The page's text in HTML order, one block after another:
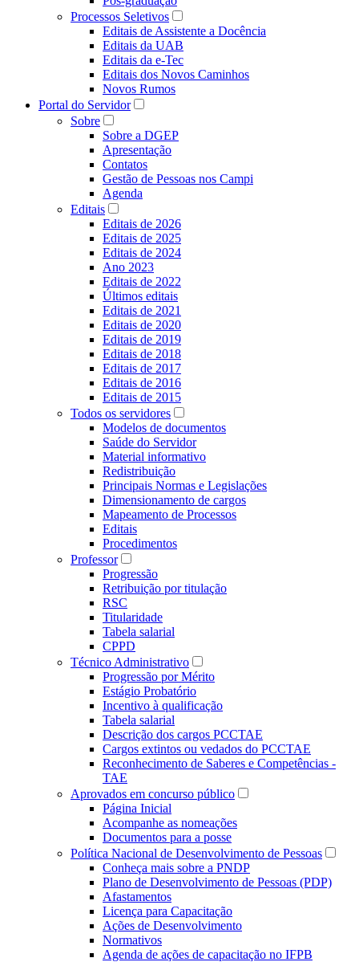
Processos Seletivos
Editais de Assistente a Docência
Editais da UAB
Editais da e-Tec
Editais dos Novos Caminhos
Novos Rumos
Portal do Servidor
Sobre
Sobre a DGEP
Apresentação
Contatos
Gestão de Pessoas nos Campi
Agenda
Editais
Editais de 2026
Editais de 2025
Editais de 2024
Ano 2023
Editais de 2022
Últimos editais
Editais de 2021
Editais de 2020
Editais de 2019
Editais de 2018
Editais de 2017
Editais de 2016
Editais de 2015
Todos os servidores
Modelos de documentos
Saúde do Servidor
Material informativo
Redistribuição
Principais Normas e Legislações
Dimensionamento de cargos
Mapeamento de Processos
Editais
Procedimentos
Professor
Progressão
Retribuição por titulação
RSC
Titularidade
Tabela salarial
CPPD
Técnico Administrativo
Progressão por Mérito
Estágio Probatório
Incentivo à qualificação
Tabela salarial
Descrição dos cargos PCCTAE
Cargos extintos ou vedados do PCCTAE
Reconhecimento de Saberes e Competências -
TAE
Aprovados em concurso público
Página Inicial
Acompanhe as nomeações
Documentos para a posse
Política Nacional de Desenvolvimento de Pessoas
Conheça mais sobre a PNDP
Plano de Desenvolvimento de Pessoas (PDP)
Afastamentos
Licença para Capacitação
Ações de Desenvolvimento
Normativos
Agenda de ações de capacitação no IFPB